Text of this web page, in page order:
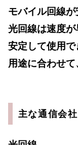
モバイル回線が
光回線は速度
安定して使用
用途に合わせ
主な通信会社